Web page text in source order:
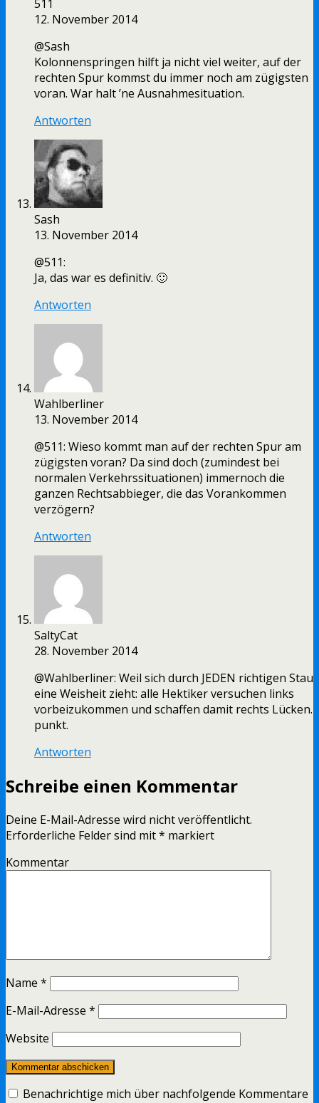
511
12. November 2014
@Sash
Kolonnenspringen hilft ja nicht viel weiter, auf der
rechten Spur kommst du immer noch am zügigsten
voran. War halt ’ne Ausnahmesituation.
Antworten
Sash
13. November 2014
@511:
Ja, das war es definitiv. 🙂
Antworten
Wahlberliner
13. November 2014
@511: Wieso kommt man auf der rechten Spur am
zügigsten voran? Da sind doch (zumindest bei
normalen Verkehrssituationen) immernoch die
ganzen Rechtsabbieger, die das Vorankommen
verzögern?
Antworten
SaltyCat
28. November 2014
@Wahlberliner: Weil sich durch JEDEN richtigen Stau
eine Weisheit zieht: alle Hektiker versuchen links
vorbeizukommen und schaffen damit rechts Lücken.
punkt.
Antworten
Schreibe einen Kommentar
Deine E-Mail-Adresse wird nicht veröffentlicht.
Erforderliche Felder sind mit* markiert
Kommentar
Name *
E-Mail-Adresse *
Website
Benachrichtige mich über nachfolgende Kommentare